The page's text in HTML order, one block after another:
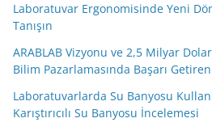
Laboratuvar Ergonomisinde Yeni
Tanışın
ARABLAB Vizyonu ve 2,5 Milyar
Bilim Pazarlamasında Başarı
Laboratuvarlarda Su Banyosu
Karıştırıcılı Su Banyosu İncelemesi